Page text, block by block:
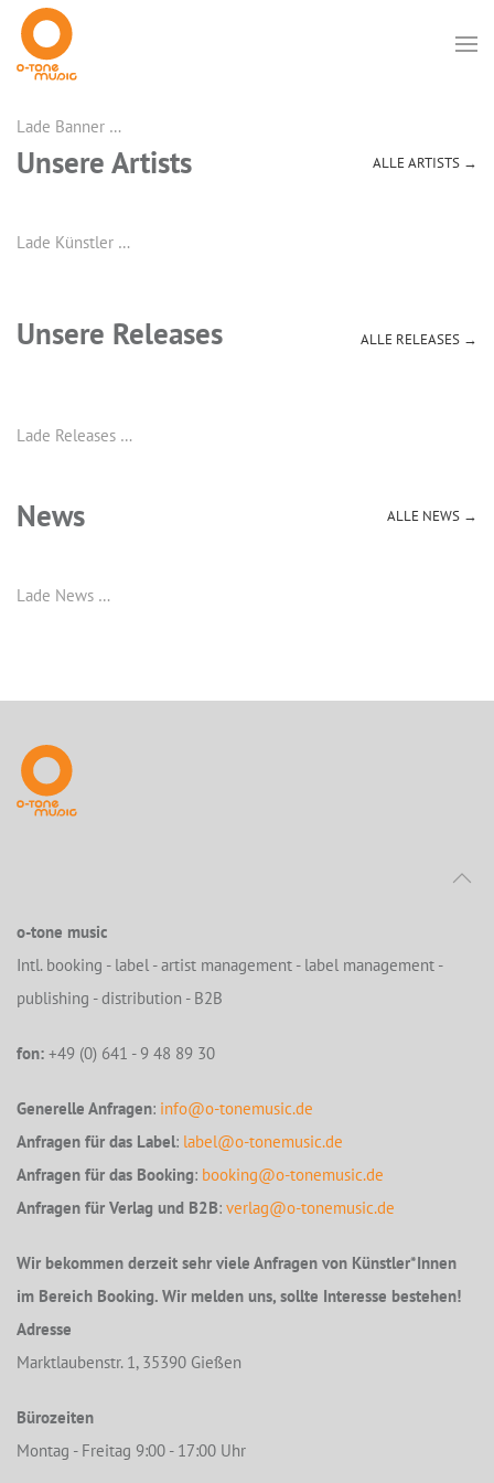
Lade Banner …
Unsere Artists ALLE ARTISTS →
Lade Künstler …
Unsere Releases ALLE RELEASES →
Lade Releases …
News ALLE NEWS →
Lade News …
o-tone music
Intl. booking - label - artist management - label management -
publishing - distribution - B2B
fon: +49 (0) 641 - 9 48 89 30
Generelle Anfragen: info@o-tonemusic.de
Anfragen für das Label: label@o-tonemusic.de
Anfragen für das Booking: booking@o-tonemusic.de
Anfragen für Verlag und B2B: verlag@o-tonemusic.de
Wir bekommen derzeit sehr viele Anfragen von Künstler*Innen
im Bereich Booking. Wir melden uns, sollte Interesse bestehen!
Adresse
Marktlaubenstr. 1, 35390 Gießen
Bürozeiten
Montag - Freitag 9:00 - 17:00 Uhr